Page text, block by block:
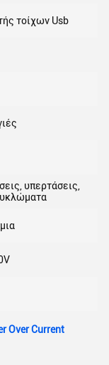
τοίχων Usb
υπερτάσεις,
Over Current